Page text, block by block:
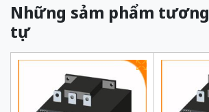
Những sảm phẩm tương
tự